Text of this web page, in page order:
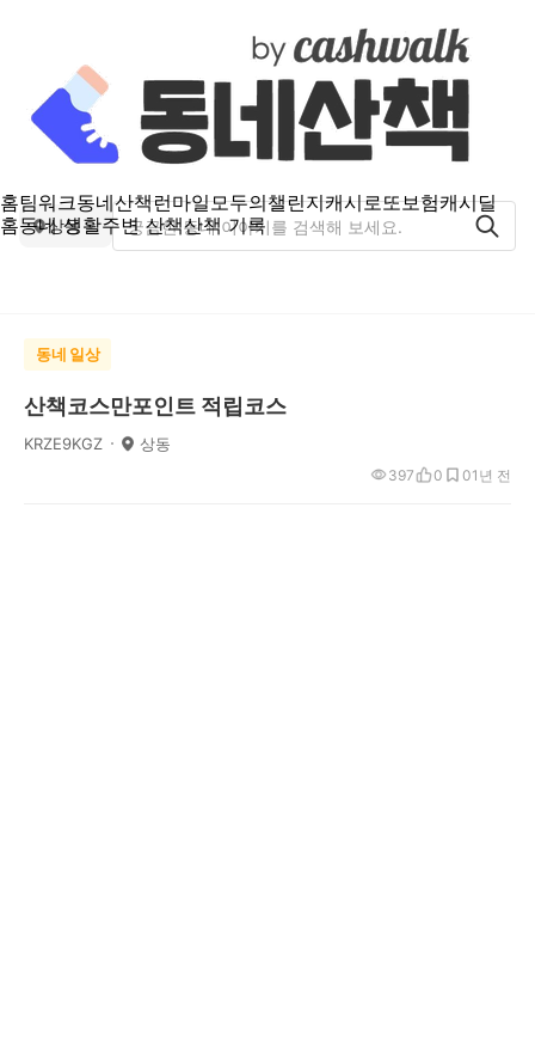
홈팀워크동네산책런마일모두의챌린지캐시로또보험캐시딜
홈동네 생활주변 산책산책 기록
상동
동네 일상
산책코스만포인트 적립코스
KRZE9KGZ 상동
1년 전
397 0 0